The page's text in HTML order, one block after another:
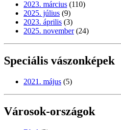
2023. március (110)
2025. július (9)
2023. április (3)
2025. november (24)
Speciális vászonképek
2021. május (5)
Városok-országok